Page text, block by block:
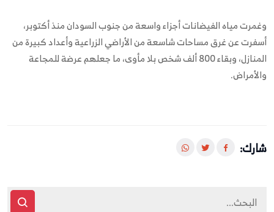
وغمرت مياه الفيضانات أجزاء واسعة من جنوب السودان منذ أكتوبر،
أسفرت عن غرق مساحات شاسعة من الأراضي الزراعية وأعداد كبيرة من
المنازل، وبقاء 800 ألف شخص بلا مأوى، ما جعلهم عرضة للمجاعة
والأمراض.
شارك: